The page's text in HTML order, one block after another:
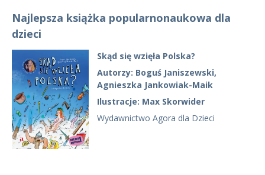
Najlepsza książka popularnonaukowa dla
dzieci
Skąd się wzięła Polska?
Autorzy: Boguś Janiszewski,
Agnieszka Jankowiak-Maik
Ilustracje: Max Skorwider
Wydawnictwo Agora dla Dzieci